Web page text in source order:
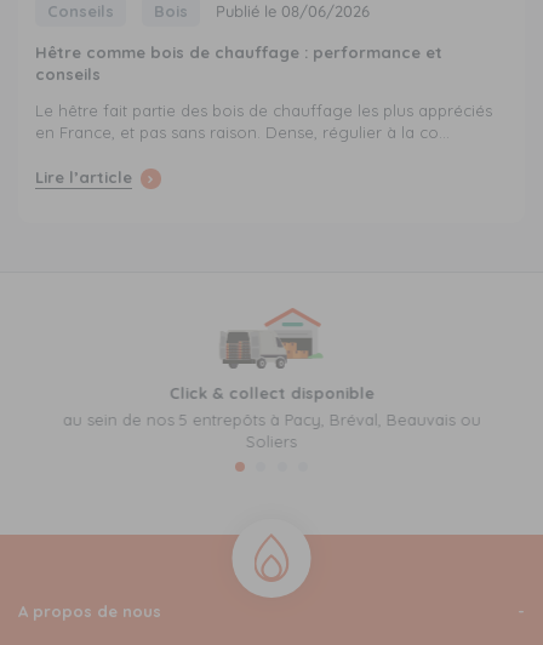
Conseils Bois Publié le 08/06/2026
Hêtre comme bois de chauffage : performance et
conseils
Le hêtre fait partie des bois de chauffage les plus appréciés
en France, et pas sans raison. Dense, régulier à la co...
Lire l’article
Click & collect disponible
au sein de nos 5 entrepôts à Pacy, Bréval, Beauvais ou
Soliers
A propos de nous